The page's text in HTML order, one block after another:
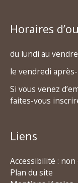
Horaires
du lundi au
le vendredi
Si vous venez
faites-vous
Liens
Accessibilité :
Plan du site